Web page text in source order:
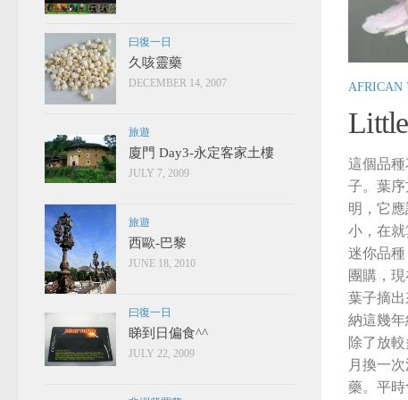
AFRICAN
這個品
子。葉
明，它
小，在
迷你品種
團購，
葉子摘
納這幾
除了放
月換一
藥。平時
曰復一日
久咳靈藥
DECEMBER 14, 2007
旅遊
廈門 Day3-永定客家土樓
JULY 7, 2009
旅遊
西歐-巴黎
JUNE 18, 2010
曰復一日
睇到日偏食^^
JULY 22, 2009